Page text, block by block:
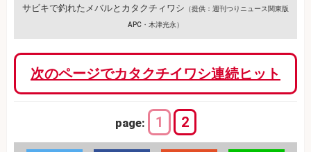
サビキで釣れた メバルとカタクチィワシ （提供：週刊つりニュース関東版
APC・木津光永）
次のページでカタクチイワシ連続ヒット
page: 1 2